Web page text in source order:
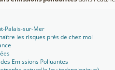
Palais-sur-Mer
les risques près de chez moi
Emissions Polluantes